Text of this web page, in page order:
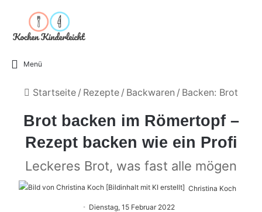
Menü
Startseite / Rezepte / Backwaren / Backen: Brot
Brot backen im Römertopf –
Rezept backen wie ein Profi
Leckeres Brot, was fast alle mögen
Christina Koch
Dienstag, 15 Februar 2022